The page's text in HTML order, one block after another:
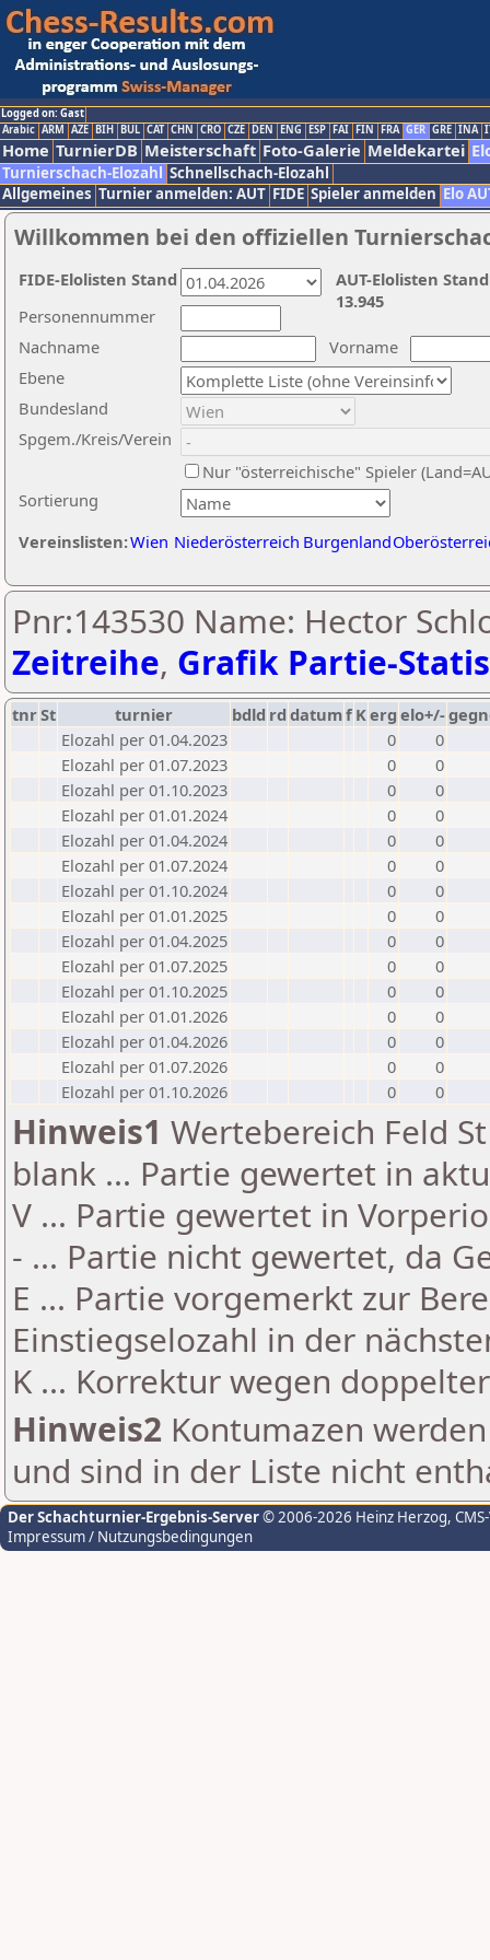
Logged on: Gast
Arabic ARM AZE BIH BUL CAT CHN CRO CZE DEN ENG ESP FAI FIN FRA GER GRE INA
Home TurnierDB Meisterschaft Foto-Galerie Meldekartei
Turnierschach-Elozahl Schnellschach-Elozahl
Allgemeines Turnier anmelden: AUT FIDE Spieler anmelden Elo
Willkommen bei den offiziellen
Nachname
Vorname
Ebene
Sortierung
Personennummer
Bundesland
Spgem./Kreis/Verein
Nur "österreichische" Spieler
Vereinslisten:Wien Niederösterreich Burgenland
AUT-Elolisten
13.945
FIDE-Elolisten Stand
Pnr:143530 Name: Hector
Zeitreihe, Grafik Partie-
tnrSt turnier bdld rd datumf Kerg elo+/-
Elozahl per 01.04.2023
0
0
Elozahl per 01.07.2023
0
0
Elozahl per 01.10.2023
0
0
Elozahl per 01.01.2024
0
0
Elozahl per 01.04.2024
0
0
Elozahl per 01.07.2024
0
0
Elozahl per 01.10.2024
0
0
Elozahl per 01.01.2025
0
0
Elozahl per 01.04.2025
0
0
Elozahl per 01.07.2025
0
0
Elozahl per 01.10.2025
0
0
Elozahl per 01.01.2026
0
0
Elozahl per 01.04.2026
0
0
Elozahl per 01.07.2026
0
0
Elozahl per 01.10.2026
0 0
Hinweis1 Wertebereich Feld
blank ... Partie gewertet in
V ... Partie gewertet in
- ... Partie nicht gewertet, da
E ... Partie vorgemerkt zur
Einstiegselozahl in der
K ... Korrektur wegen
Hinweis2 Kontumazen
und sind in der Liste nicht
Der Schachturnier-Ergebnis-Server© 2006-2026 Heinz Herzog,
Impressum / Nutzungsbedingungen